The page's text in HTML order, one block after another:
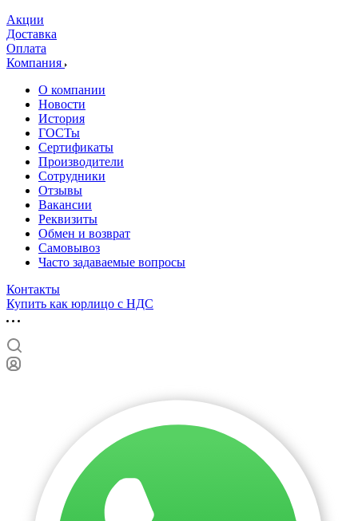
Акции
Доставка
Оплата
Компания
О компании
Новости
История
ГОСТы
Сертификаты
Производители
Сотрудники
Отзывы
Вакансии
Реквизиты
Обмен и возврат
Самовывоз
Часто задаваемые вопросы
Контакты
Купить как юрлицо с НДС